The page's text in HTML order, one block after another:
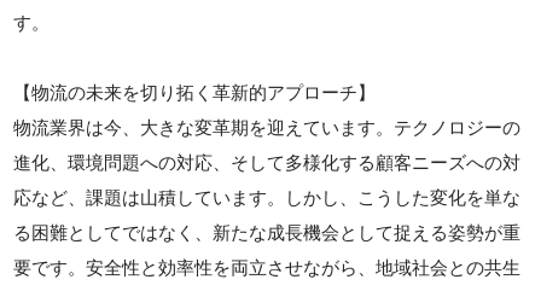
す。
【物流の未来を切り拓く革新的アプローチ】
物流業界は今、大きな変革期を迎えています。テクノロジーの
進化、環境問題への対応、そして多様化する顧客ニーズへの対
応など、課題は山積しています。しかし、こうした変化を単な
る困難としてではなく、新たな成長機会として捉える姿勢が重
要です。安全性と効率性を両立させながら、地域社会との共生